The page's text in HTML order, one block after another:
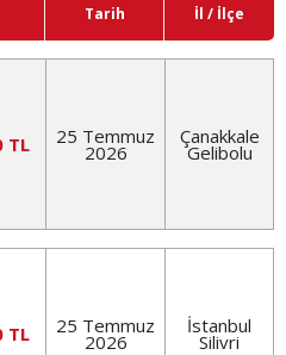
Tarih İl / İlçe
TL 25 Temmuz
2026
Çanakkale
Gelibolu
TL 25 Temmuz
2026
İstanbul
Silivri